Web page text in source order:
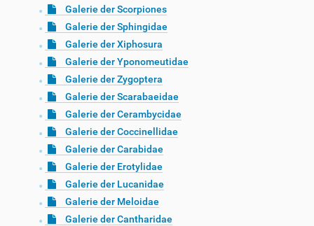
Galerie der Scorpiones
Galerie der Sphingidae
Galerie der Xiphosura
Galerie der Yponomeutidae
Galerie der Zygoptera
Galerie der Scarabaeidae
Galerie der Cerambycidae
Galerie der Coccinellidae
Galerie der Carabidae
Galerie der Erotylidae
Galerie der Lucanidae
Galerie der Meloidae
Galerie der Cantharidae